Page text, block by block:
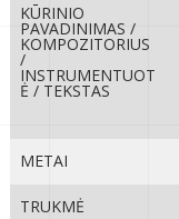
KŪRINIO
PAVADINIMAS /
KOMPOZITORIUS
/
INSTRUMENTUOT
Ė / TEKSTAS
METAI
TRUKMĖ